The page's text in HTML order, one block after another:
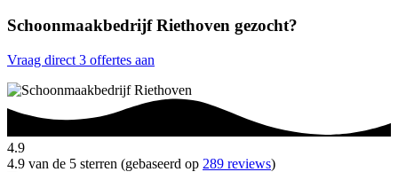
Schoonmaakbedrijf Riethoven gezocht?
Vraag direct 3 offertes aan
4.9
4.9 van de 5 sterren (gebaseerd op 289 reviews)